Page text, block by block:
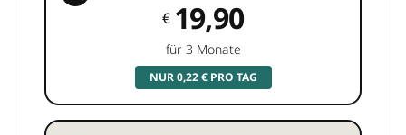
€ 19,90
für 3 Monate
NUR 0,22 € PRO TAG